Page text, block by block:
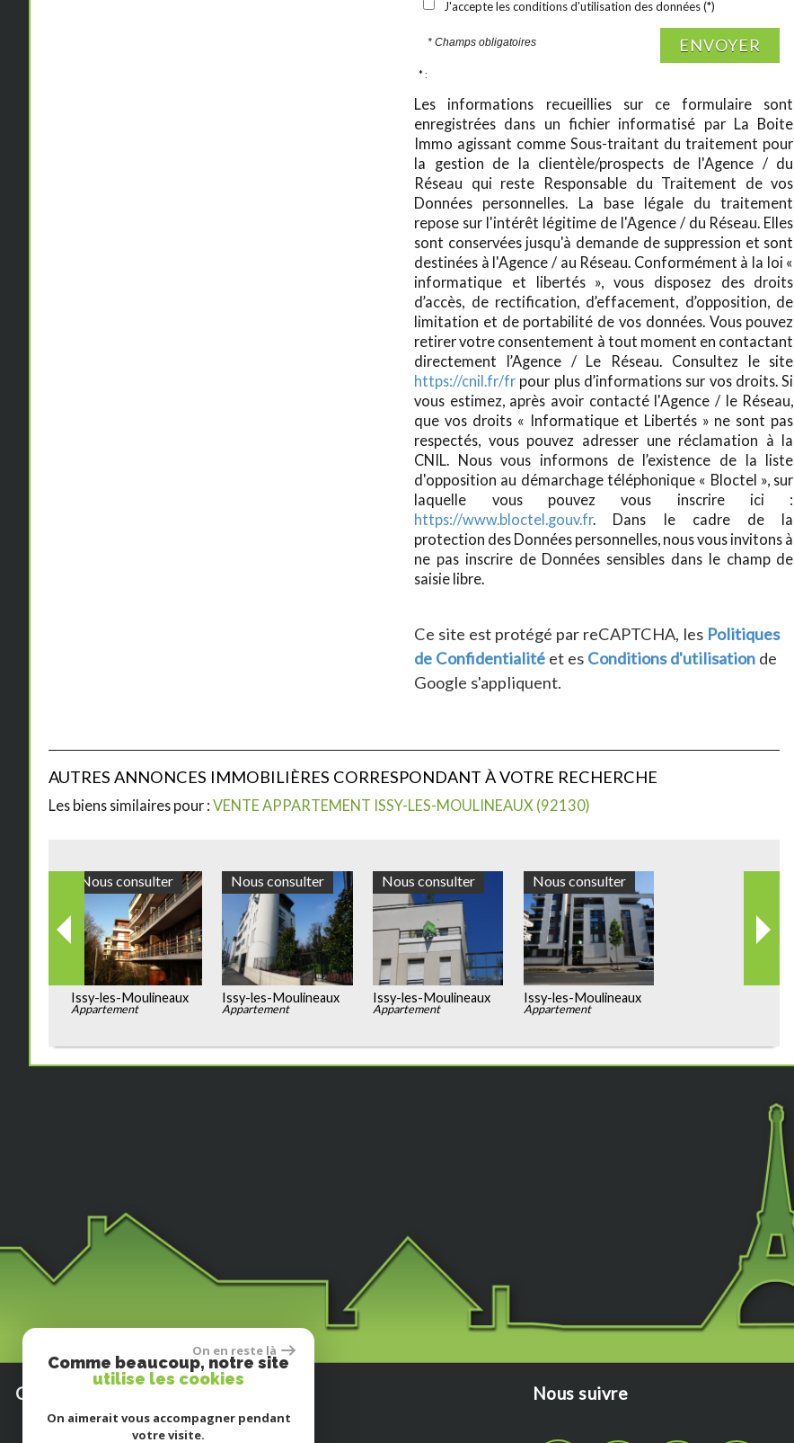
J'accepte les conditions d'utilisation des données (*)
* Champs obligatoires ENVOYER
* :
Les informations recueillies sur ce formulaire sont
enregistrées dans un fichier informatisé par La Boite
Immo agissant comme Sous-traitant du traitement pour
la gestion de la clientèle/prospects de l'Agence / du
Réseau qui reste Responsable du Traitement de vos
Données personnelles. La base légale du traitement
repose sur l'intérêt légitime de l'Agence / du Réseau. Elles
sont conservées jusqu'à demande de suppression et sont
destinées à l'Agence / au Réseau. Conformément à la loi «
informatique et libertés », vous disposez des droits
d’accès, de rectification, d’effacement, d’opposition, de
limitation et de portabilité de vos données. Vous pouvez
retirer votre consentement à tout moment en contactant
directement l’Agence / Le Réseau. Consultez le site
https://cnil.fr/fr pour plus d’informations sur vos droits. Si
vous estimez, après avoir contacté l'Agence / le Réseau,
que vos droits « Informatique et Libertés » ne sont pas
respectés, vous pouvez adresser une réclamation à la
CNIL. Nous vous informons de l’existence de la liste
d'opposition au démarchage téléphonique « Bloctel », sur
laquelle vous pouvez vous inscrire ici :
https://www.bloctel.gouv.fr. Dans le cadre de la
protection des Données personnelles, nous vous invitons à
ne pas inscrire de Données sensibles dans le champ de
saisie libre.
Ce site est protégé par reCAPTCHA, les Politiques
de Confidentialité et es Conditions d'utilisation de
Google s'appliquent.
AUTRES ANNONCES IMMOBILIÈRES CORRESPONDANT À VOTRE RECHERCHE
Les biens similaires pour : VENTE APPARTEMENT ISSY-LES-MOULINEAUX (92130)
Nous consulter
Issy-les-Moulineaux
Appartement
Nous consulter
Issy-les-Moulineaux
Appartement
Nous consulter
Issy-les-Moulineaux
Appartement
Nous consulter
Issy-les-Moulineaux
Appartement
Coordonnées Nous suivre
On en reste là
Comme beaucoup, notre site
utilise les cookies
On aimerait vous accompagner pendant
votre visite.